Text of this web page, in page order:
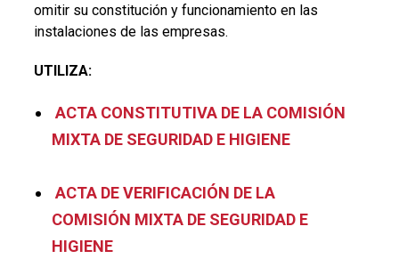
omitir su constitución y funcionamiento en las
instalaciones de las empresas.
UTILIZA:
ACTA CONSTITUTIVA DE LA COMISIÓN
MIXTA DE SEGURIDAD E HIGIENE
ACTA DE VERIFICACIÓN DE LA
COMISIÓN MIXTA DE SEGURIDAD E
HIGIENE